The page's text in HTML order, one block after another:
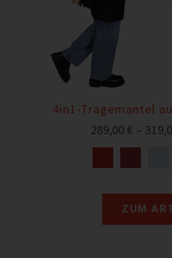
4in1-Tragemantel
289,00 € –
ZUM